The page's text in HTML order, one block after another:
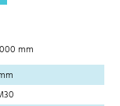
mm